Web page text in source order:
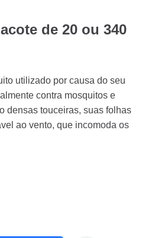
de 20 ou 340
utilizado por causa do seu
contra mosquitos e
densas touceiras, suas folhas
ao vento, que incomoda os